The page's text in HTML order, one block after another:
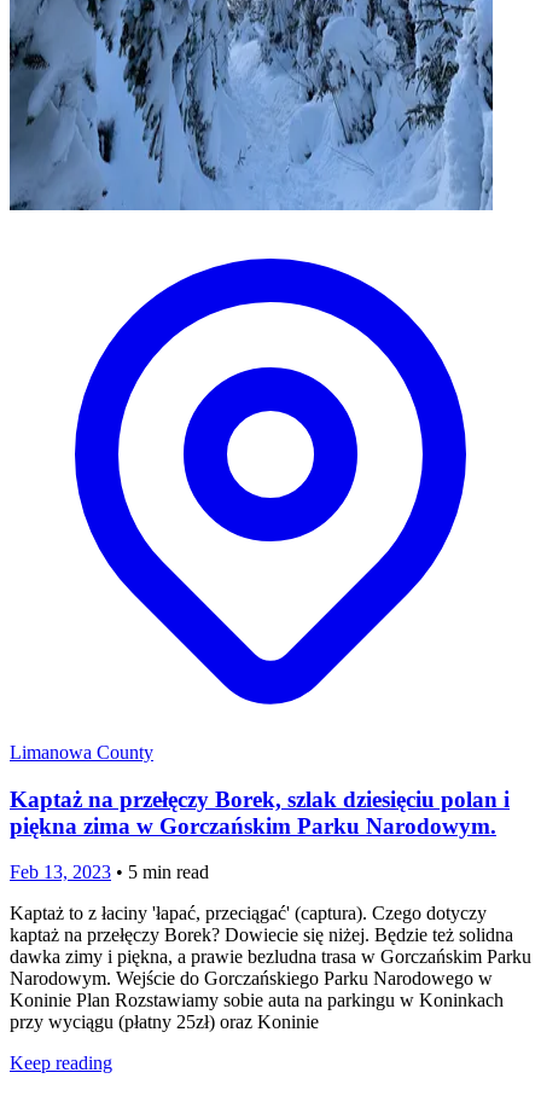
Limanowa County
Kaptaż na przełęczy Borek, szlak dziesięciu polan i
piękna zima w Gorczańskim Parku Narodowym.
Feb 13, 2023 • 5 min read
Kaptaż to z łaciny 'łapać, przeciągać' (captura). Czego dotyczy
kaptaż na przełęczy Borek? Dowiecie się niżej. Będzie też solidna
dawka zimy i piękna, a prawie bezludna trasa w Gorczańskim Parku
Narodowym. Wejście do Gorczańskiego Parku Narodowego w
Koninie Plan Rozstawiamy sobie auta na parkingu w Koninkach
przy wyciągu (płatny 25zł) oraz Koninie
Keep reading